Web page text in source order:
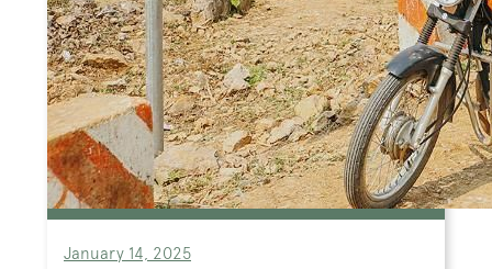
January 14, 2025